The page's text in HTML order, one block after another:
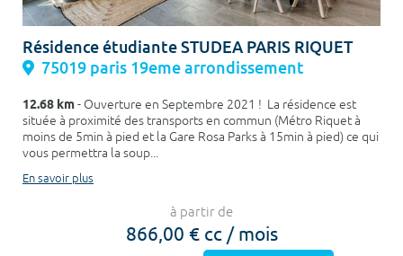
Résidence étudiante STUDEA PARIS RIQUET
75019 paris 19eme arrondissement
12.68 km- Ouverture en Septembre 2021 ! La résidence est
située à proximité des transports en commun (Métro Riquet à
moins de 5min à pied et la Gare Rosa Parks à 15min à pied) ce qui
vous permettra la soup...
En savoir plus
à partir de
866,00 € cc / mois